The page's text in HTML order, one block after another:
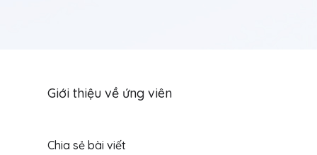
Giới thiệu về ứng viên
Chia sẻ bài viết